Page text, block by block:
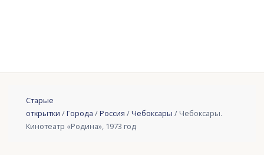
Старые
открытки /Города /Россия /Чебоксары / Чебоксары.
Кинотеатр «Родина», 1973 год